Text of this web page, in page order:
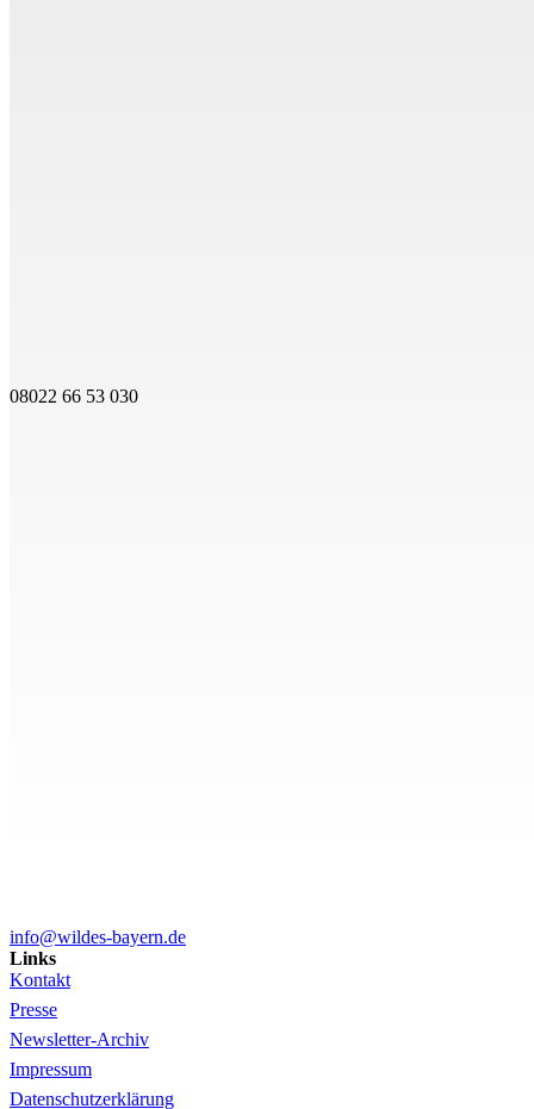
08022 66 53 030
info@wildes-bayern.de
Links
Kontakt
Presse
Newsletter-Archiv
Impressum
Datenschutzerklärung